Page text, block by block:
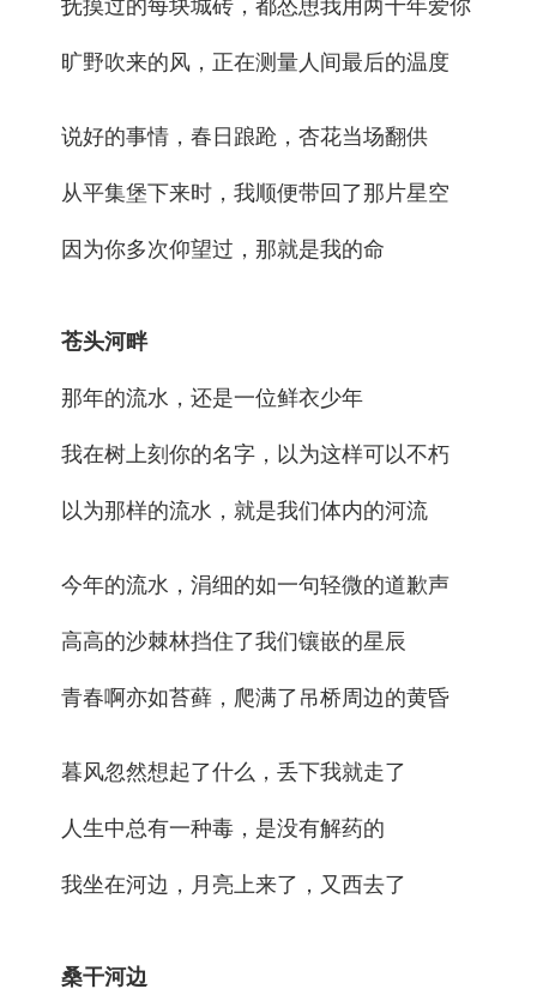
抚摸过的每块城砖，都怂恿我用两千年爱你
旷野吹来的风，正在测量人间最后的温度
说好的事情，春日踉跄，杏花当场翻供
从平集堡下来时，我顺便带回了那片星空
因为你多次仰望过，那就是我的命
苍头河畔
那年的流水，还是一位鲜衣少年
我在树上刻你的名字，以为这样可以不朽
以为那样的流水，就是我们体内的河流
今年的流水，涓细的如一句轻微的道歉声
高高的沙棘林挡住了我们镶嵌的星辰
青春啊亦如苔藓，爬满了吊桥周边的黄昏
暮风忽然想起了什么，丢下我就走了
人生中总有一种毒，是没有解药的
我坐在河边，月亮上来了，又西去了
桑干河边